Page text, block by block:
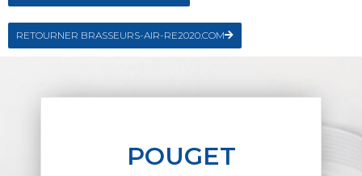
RETOURNER BRASSEURS-AIR-RE2020.COM
POUGET